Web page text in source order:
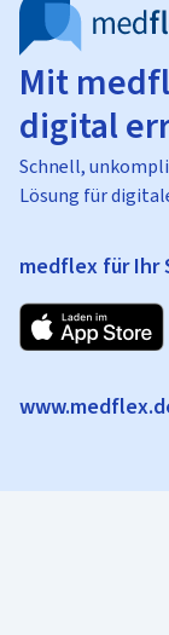
Mit
digital
Schnell,
Lösung für
medflex für Ihr